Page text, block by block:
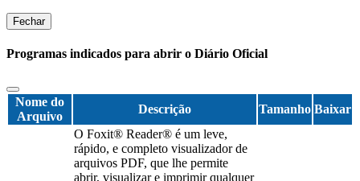
Fechar
Programas indicados para abrir o Diário Oficial
Nome do
Arquivo
Descrição Tamanho Baixar
O Foxit® Reader® é um leve,
rápido, e completo visualizador de
arquivos PDF, que lhe permite
abrir, visualizar e imprimir qualquer